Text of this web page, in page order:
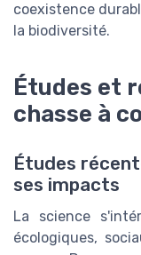
coexistence
la biodiversité.
Études et
chasse à
Études
ses impacts
La science
écologiques,